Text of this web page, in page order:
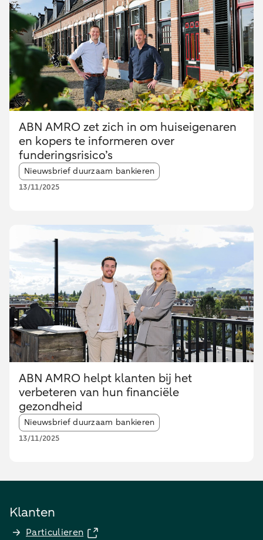
ABN AMRO zet zich in om huiseigenaren
en kopers te informeren over
funderingsrisico’s
Article tags:
Nieuwsbrief duurzaam bankieren
13/11/2025
ABN AMRO helpt klanten bij het
verbeteren van hun financiële
gezondheid
Article tags:
Nieuwsbrief duurzaam bankieren
13/11/2025
Klanten
Particulieren